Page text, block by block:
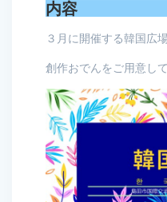
内容
３月に開催する韓国広
創作おでんをご用意し